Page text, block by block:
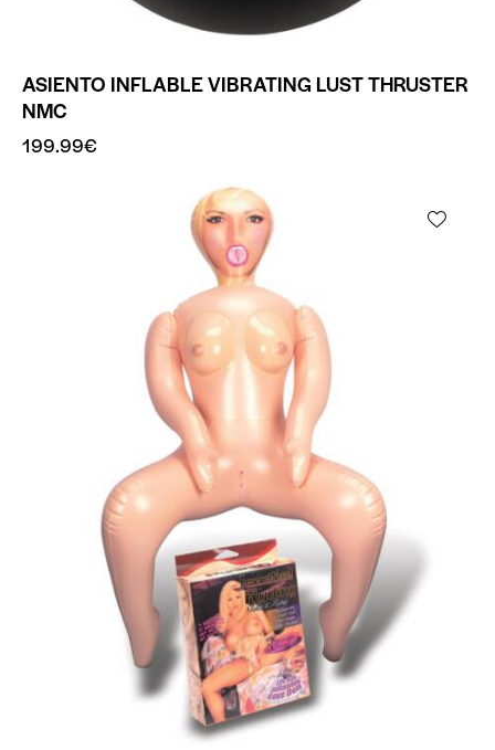
ASIENTO INFLABLE VIBRATING LUST THRUSTER
NMC
199.99€